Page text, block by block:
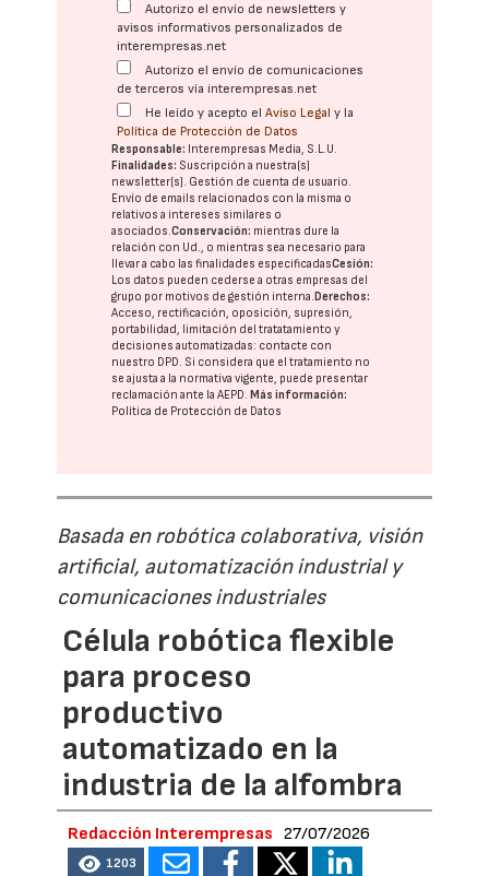
Autorizo el envío de newsletters y
avisos informativos personalizados de
interempresas.net
Autorizo el envío de comunicaciones
de terceros vía interempresas.net
He leído y acepto elAviso Legal y la
Política de Protección de Datos
Responsable: Interempresas Media, S.L.U.
Finalidades: Suscripción a nuestra(s)
newsletter(s). Gestión de cuenta de usuario.
Envío de emails relacionados con la misma o
relativos a intereses similares o
asociados.Conservación: mientras dure la
relación con Ud., o mientras sea necesario para
llevar a cabo las finalidades especificadasCesión:
Los datos pueden cederse a otras empresas del
grupo por motivos de gestión interna. Derechos:
Acceso, rectificación, oposición, supresión,
portabilidad, limitación del tratatamiento y
decisiones automatizadas: contacte con
nuestro DPD. Si considera que el tratamiento no
se ajusta a la normativa vigente, puede presentar
reclamación ante laAEPD. Más información:
Política de Protección de Datos
Basada en robótica colaborativa, visión
artificial, automatización industrial y
comunicaciones industriales
Célula robótica flexible
para proceso
productivo
automatizado en la
industria de la alfombra
Redacción Interempresas 27/07/2026
1203